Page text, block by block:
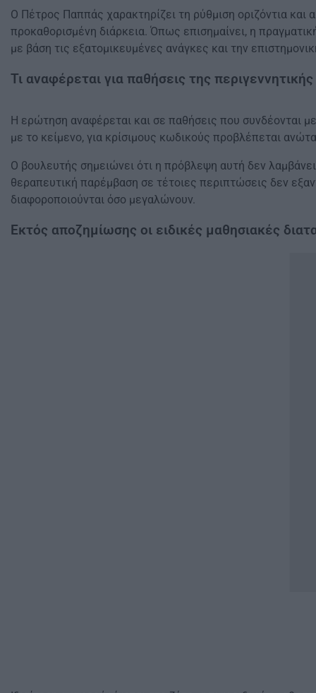
Ο Πέτρος Παππάς χαρακτηρίζει τη ρύθμιση οριζόντια και
προκαθορισμένη διάρκεια. Όπως επισημαίνει, η
με βάση τις εξατομικευμένες ανάγκες και την
Τι αναφέρεται για παθήσεις της
Η ερώτηση αναφέρεται και σε παθήσεις που συνδέονται
με το κείμενο, για κρίσιμους κωδικούς προβλέπεται
Ο βουλευτής σημειώνει ότι η πρόβλεψη αυτή δεν
θεραπευτική παρέμβαση σε τέτοιες περιπτώσεις δεν
διαφοροποιούνται όσο μεγαλώνουν.
Εκτός αποζημίωσης οι ειδικές μαθησιακές